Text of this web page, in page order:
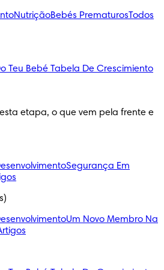
NutriçãoBebés PrematurosTodos
Teu Bebé Tabela De Crescimiento
etapa, o que vem pela frente e
Segurança Em
Um Novo Membro Na